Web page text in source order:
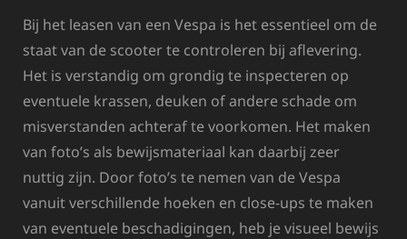
Bij het leasen van een Vespa is het essentieel om de
staat van de scooter te controleren bij aflevering.
Het is verstandig om grondig te inspecteren op
eventuele krassen, deuken of andere schade om
misverstanden achteraf te voorkomen. Het maken
van foto’s als bewijsmateriaal kan daarbij zeer
nuttig zijn. Door foto’s te nemen van de Vespa
vanuit verschillende hoeken en close-ups te maken
van eventuele beschadigingen, heb je visueel bewijs